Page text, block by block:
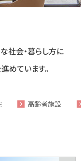
社会・暮らし方に
進めています。
高齢者施設